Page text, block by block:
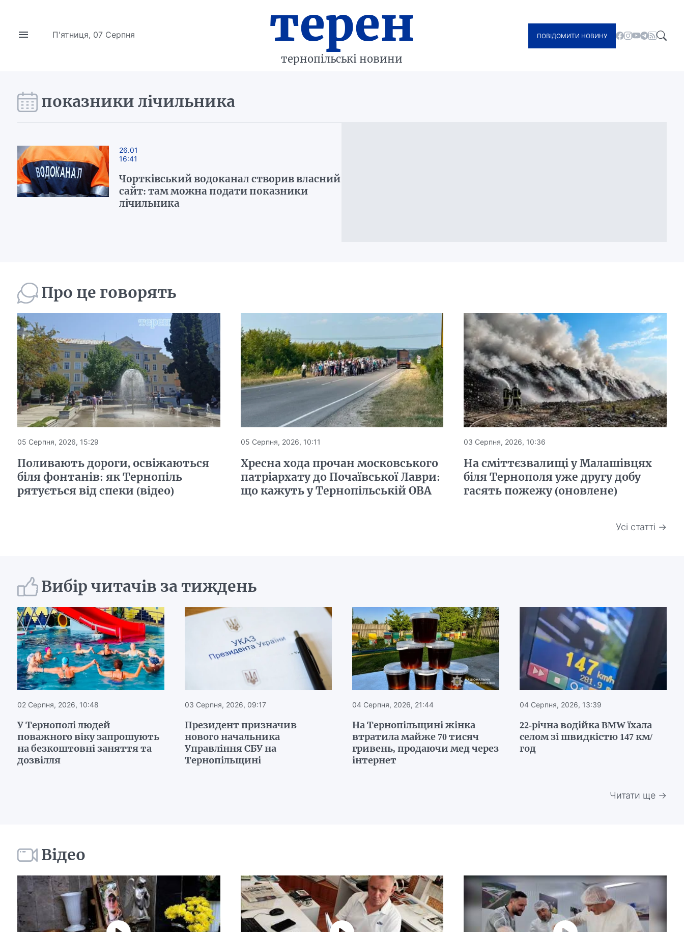
П'ятниця, 07 Серпня терен
тернопільські новини
ПОВІДОМИТИ НОВИНУ
показники лічильника
26.01
16:41
Чортківський водоканал створив власний
сайт: там можна подати показники
лічильника
Про це говорять
05 Серпня, 2026, 15:29
Поливають дороги, освіжаються
біля фонтанів: як Тернопіль
рятується від спеки (відео)
05 Серпня, 2026, 10:11
Хресна хода прочан московського
патріархату до Почаївської Лаври:
що кажуть у Тернопільській ОВА
03 Серпня, 2026, 10:36
На сміттєзвалищі у Малашівцях
біля Тернополя уже другу добу
гасять пожежу (оновлене)
Усі статті →
Вибір читачів за тиждень
02 Серпня, 2026, 10:48
У Тернополі людей
поважного віку запрошують
на безкоштовні заняття та
дозвілля
03 Серпня, 2026, 09:17
Президент призначив
нового начальника
Управління СБУ на
Тернопільщині
04 Серпня, 2026, 21:44
На Тернопільщині жінка
втратила майже 70 тисяч
гривень, продаючи мед через
інтернет
04 Серпня, 2026, 13:39
22-річна водійка BMW їхала
селом зі швидкістю 147 км/
год
Читати ще →
Відео